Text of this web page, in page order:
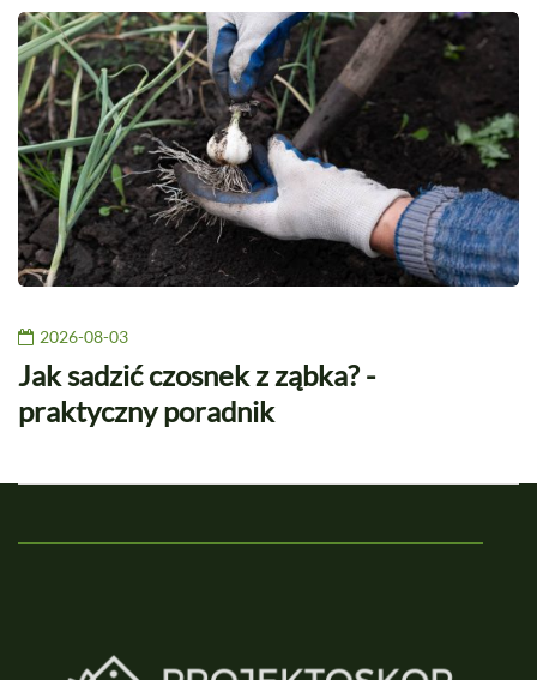
2026-08-03
Jak sadzić czosnek z ząbka? -
praktyczny poradnik